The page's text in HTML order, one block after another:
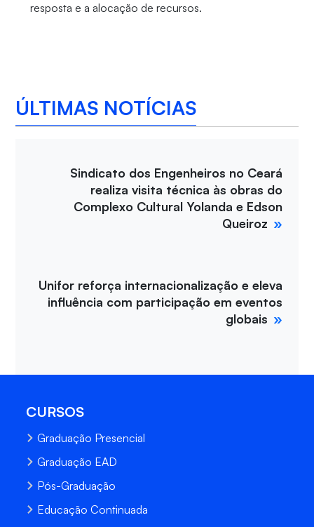
resposta e a alocação de recursos.
ÚLTIMAS NOTÍCIAS
Sindicato dos Engenheiros no Ceará
realiza visita técnica às obras do
Complexo Cultural Yolanda e Edson
Queiroz
Unifor reforça internacionalização e eleva
influência com participação em eventos
globais
CURSOS
Graduação Presencial
Graduação EAD
Pós-Graduação
Educação Continuada